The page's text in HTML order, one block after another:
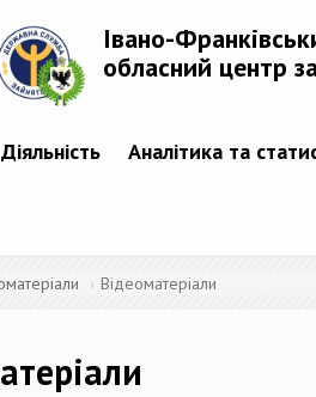
Івано-
обласний центр
Діяльність Аналітика та
Відеоматеріали